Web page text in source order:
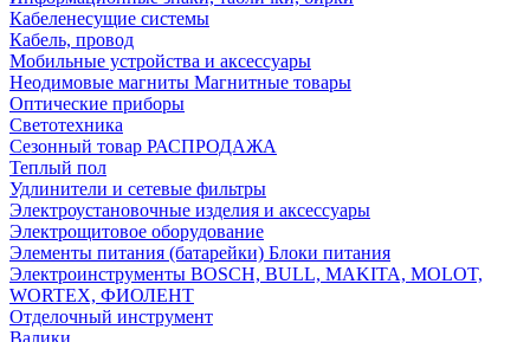
Кабеленесущие системы
Кабель, провод
Мобильные устройства и аксессуары
Неодимовые магниты Магнитные товары
Оптические приборы
Светотехника
Сезонный товар РАСПРОДАЖА
Теплый пол
Удлинители и сетевые фильтры
Электроустановочные изделия и аксессуары
Электрощитовое оборудование
Элементы питания (батарейки) Блоки питания
Электроинструменты BOSCH, BULL, MAKITA, MOLOT,
WORTEX, ФИОЛЕНТ
Отделочный инструмент
Валики